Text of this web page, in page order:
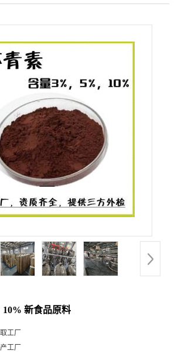
新食品原料
工厂
工厂